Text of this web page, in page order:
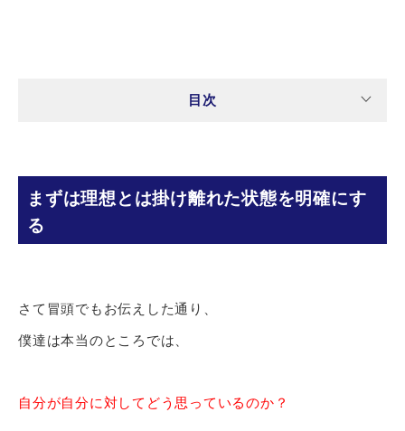
目次
まずは理想とは掛け離れた状態を明確にす
る
さて冒頭でもお伝えした通り、
僕達は本当のところでは、
自分が自分に対してどう思っているのか？